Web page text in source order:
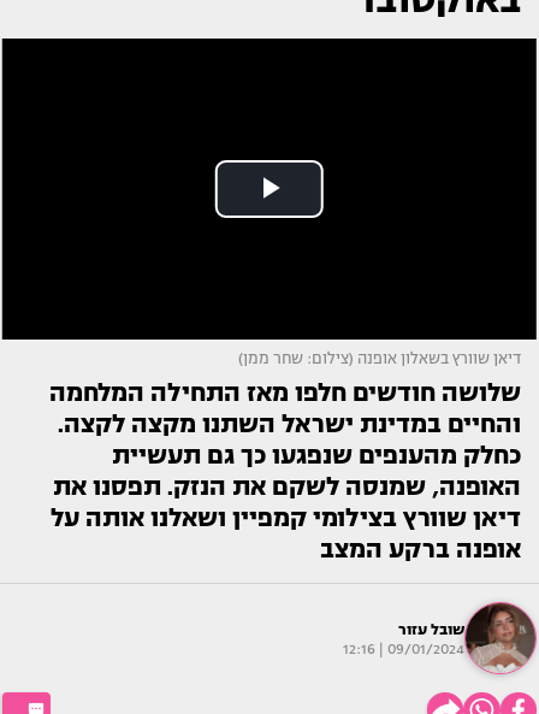
דיאן שוורץ בשאלון אופנה (צילום: שחר ממן)
שלושה חודשים חלפו מאז התחילה המלחמה
והחיים במדינת ישראל השתנו מקצה לקצה.
כחלק מהענפים שנפגעו כך גם תעשיית
האופנה, שמנסה לשקם את הנזק. תפסנו את
דיאן שוורץ בצילומי קמפיין ושאלנו אותה על
אופנה ברקע המצב
שובל עזור
09/01/2024 | 12:16